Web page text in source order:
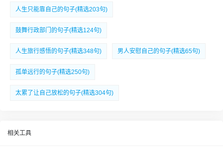
人生只能靠自己的句子(精选203句)
鼓舞行政部门的句子(精选124句)
人生旅行感悟的句子(精选348句) 男人安慰自己的句子(精选65句)
孤单远行的句子(精选250句)
太累了让自己放松的句子(精选304句)
相关工具